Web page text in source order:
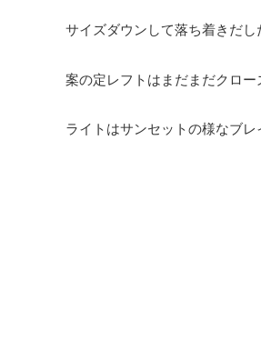
サイズダウンして落ち着きだ
案の定レフトはまだまだクロー
ライトはサンセットの様なブ